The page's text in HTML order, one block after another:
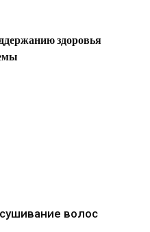
здоровья
волос